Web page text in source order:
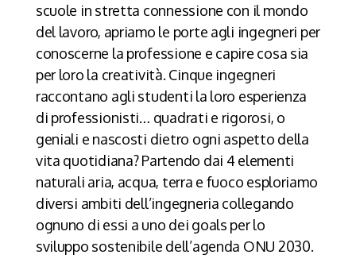
scuole in stretta connessione con il mondo
del lavoro, apriamo le porte agli ingegneri per
conoscerne la professione e capire cosa sia
per loro la creatività. Cinque ingegneri
raccontano agli studenti la loro esperienza
di professionisti… quadrati e rigorosi, o
geniali e nascosti dietro ogni aspetto della
vita quotidiana? Partendo dai 4 elementi
naturali aria, acqua, terra e fuoco esploriamo
diversi ambiti dell’ingegneria collegando
ognuno di essi a uno dei goals per lo
sviluppo sostenibile dell’agenda ONU 2030.